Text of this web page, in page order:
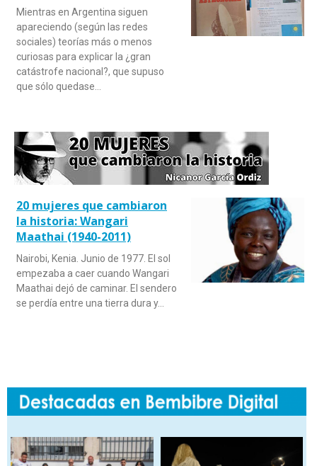
Mientras en Argentina siguen
apareciendo (según las redes
sociales) teorías más o menos
curiosas para explicar la ¿gran
catástrofe nacional?, que supuso
que sólo quedase…
20 mujeres que cambiaron
la historia: Wangari
Maathai (1940-2011)
Nairobi, Kenia. Junio de 1977. El sol
empezaba a caer cuando Wangari
Maathai dejó de caminar. El sendero
se perdía entre una tierra dura y…